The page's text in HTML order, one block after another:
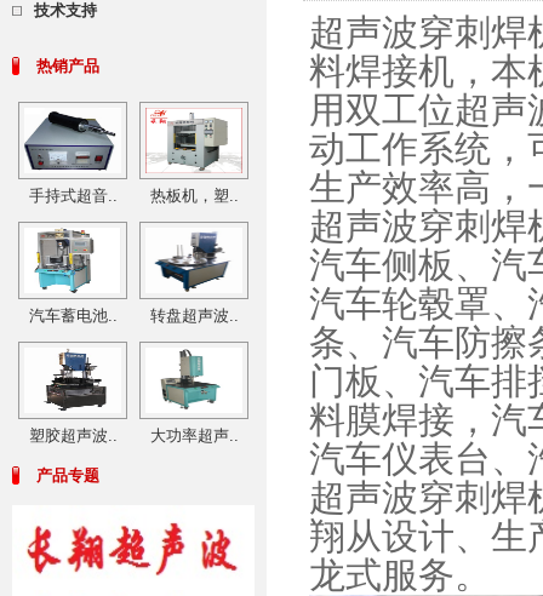
技术支持
热销产品
手持式超音.. 热板机，塑..
汽车蓄电池.. 转盘超声波..
塑胶超声波.. 大功率超声..
产品专题
超声波穿刺焊
料焊接机，本
用双工位超声
动工作系统，
生产效率高，
超声波穿刺焊
汽车侧板、汽
汽车轮毂罩、
条、汽车防擦
门板、汽车排
料膜焊接，汽
汽车仪表台、
超声波穿刺焊
翔从设计、生
龙式服务。